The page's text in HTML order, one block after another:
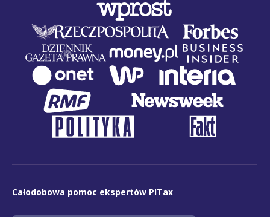
Całodobowa pomoc ekspertów PITax